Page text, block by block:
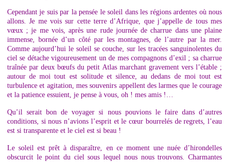
Cependant je suis par la pensée le soleil dans les régions ardentes où nous
allons. Je me vois sur cette terre d’Afrique, que j’appelle de tous mes
vœux ; je me vois, après une rude journée de charrue dans une plaine
immense, bornée d’un côté par les montagnes, de l’autre par la mer.
Comme aujourd’hui le soleil se couche, sur les tracées sanguinolentes du
ciel se détache vigoureusement un de mes compagnons d’exil ; sa charrue
traînée par deux bœufs du petit Atlas marchant gravement vers l’étable ;
autour de moi tout est solitude et silence, au dedans de moi tout est
turbulence et agitation, mes souvenirs appellent des larmes que le courage
et la patience essuient, je pense à vous, oh ! mes amis !…
Qu’il serait bon de voyager si nous pouvions le faire dans d’autres
conditions, si nous n’avions l’esprit et le cœur bourrelés de regrets, l’eau
est si transparente et le ciel est si beau !
Le soleil est prêt à disparaître, en ce moment une nuée d’hirondelles
obscurcit le point du ciel sous lequel nous nous trouvons. Charmantes